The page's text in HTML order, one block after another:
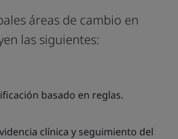
áreas de cambio en
las siguientes:
basado en reglas.
clínica y seguimiento del